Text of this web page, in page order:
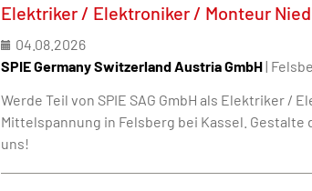
Elektriker / Elektroniker / Monteur
04.08.2026
SPIE Germany Switzerland Austria GmbH|
Werde Teil von SPIE SAG GmbH als Elektriker /
Mittelspannung in Felsberg bei Kassel.
uns!